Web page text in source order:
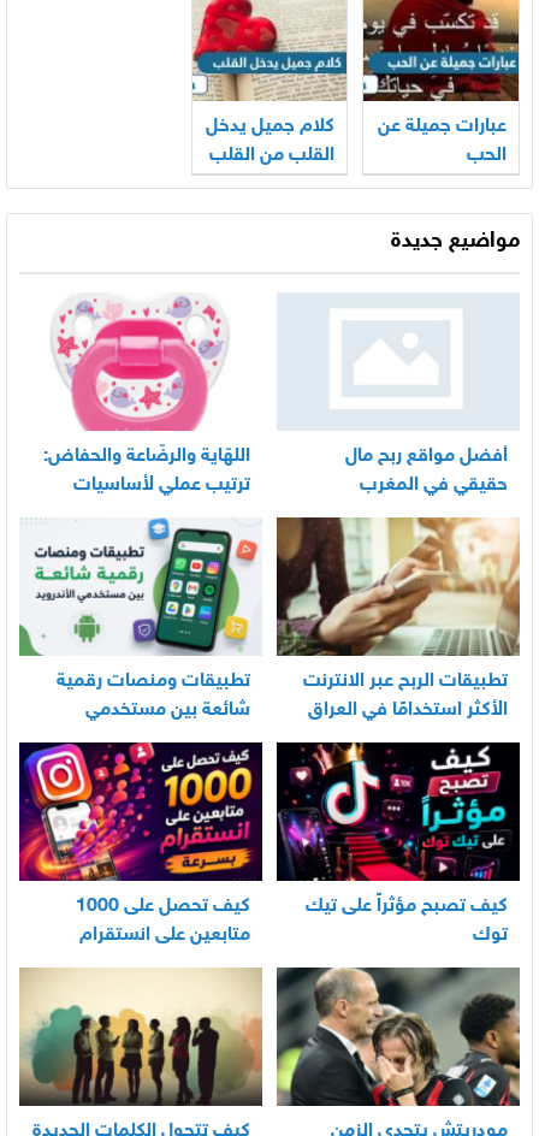
عبارات جميلة عن
الحب
كلام جميل يدخل
القلب من القلب
مواضيع جديدة
أفضل مواقع ربح مال
حقيقي في المغرب
اللهّاية والرضّاعة والحفاض:
ترتيب عملي لأساسيات
العناية اليومية بالرضيع
تطبيقات الربح عبر الانترنت
الأكثر استخدامًا في العراق
تطبيقات ومنصات رقمية
شائعة بين مستخدمي
الأندرويد
كيف تصبح مؤثراً على تيك
توك
كيف تحصل على 1000
متابعين على انستقرام
بسرعة